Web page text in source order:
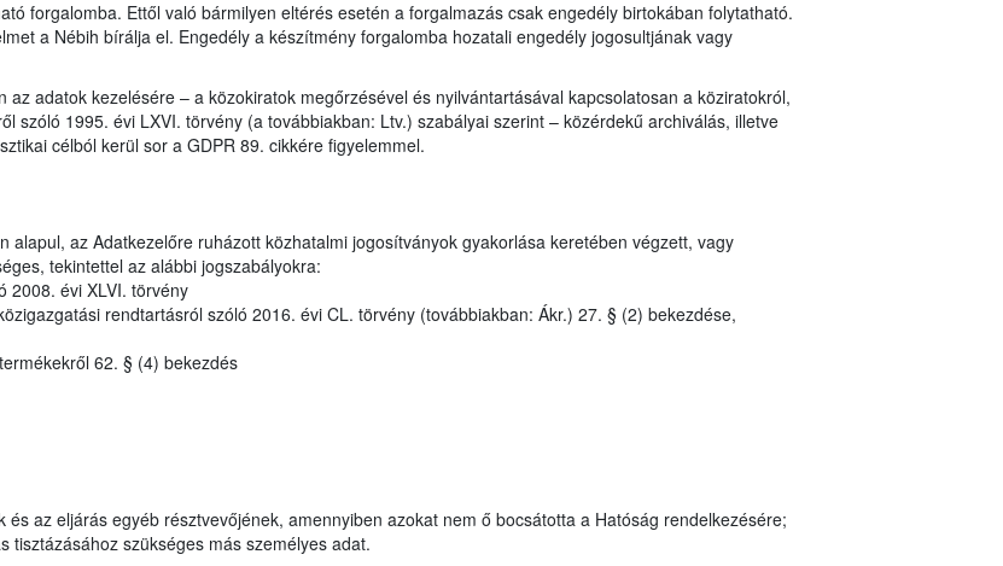
forgalomba. Ettől való bármilyen eltérés esetén a forgalmazás csak engedély birtokában folytatható.
a Nébih bírálja el. Engedély a készítmény forgalomba hozatali engedély jogosultjának vagy
adatok kezelésére – a közokiratok megőrzésével és nyilvántartásával kapcsolatosan a köziratokról,
szóló 1995. évi LXVI. törvény (a továbbiakban: Ltv.) szabályai szerint – közérdekű archiválás, illetve
célból kerül sor a GDPR 89. cikkére figyelemmel.
alapul, az Adatkezelőre ruházott közhatalmi jogosítványok gyakorlása keretében végzett, vagy
tekintettel az alábbi jogszabályokra:
évi XLVI. törvény
rendtartásról szóló 2016. évi CL. törvény (továbbiakban: Ákr.) 27. § (2) bekezdése,
62. § (4) bekezdés
az eljárás egyéb résztvevőjének, amennyiben azokat nem ő bocsátotta a Hatóság rendelkezésére;
szükséges más személyes adat.